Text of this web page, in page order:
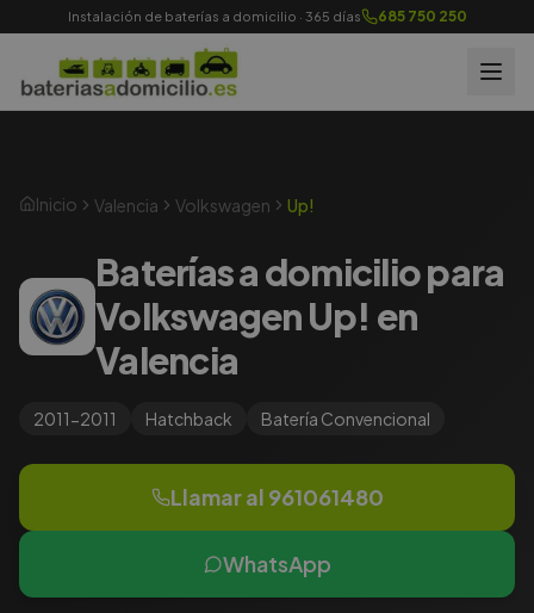
Instalación de baterías a domicilio · 365 días 685 750 250
Inicio Valencia Volkswagen Up!
Baterías a domicilio para
Volkswagen Up! en
Valencia
2011-2011 Hatchback Batería Convencional
Llamar al 961061480
WhatsApp